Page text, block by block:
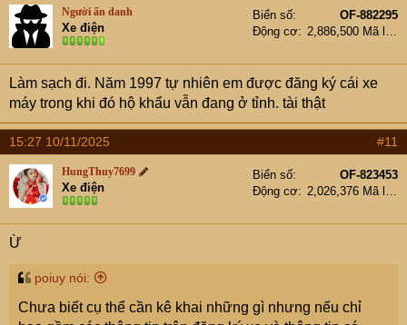
Người ẩn danh
Xe điện
Biển số
OF-882295
Động cơ
Làm sạch đi. Năm 1997 tự nhiên em được đăng ký cái xe
máy trong khi đó hộ khẩu vẫn đang ở tỉnh. tài thật
15:27 10/11/2025 #11
HungThuy7699
Xe điện
Biển số
OF-823453
Động cơ
Ừ
poiuy nói:
Chưa biết cụ thể cần kê khai những gì nhưng nếu chỉ